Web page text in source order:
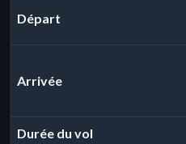
Départ
Arrivée
Durée du vol